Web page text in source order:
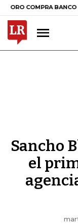
COMPRA BANCO DE LA
Sancho
el